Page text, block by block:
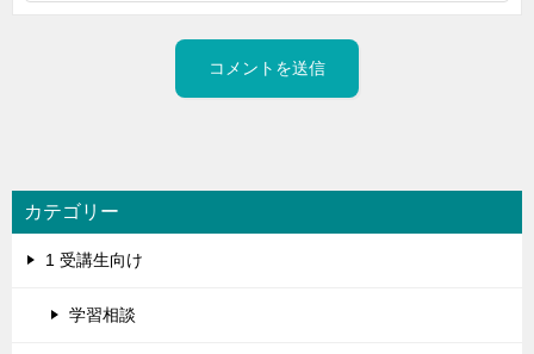
カテゴリー
1 受講生向け
学習相談